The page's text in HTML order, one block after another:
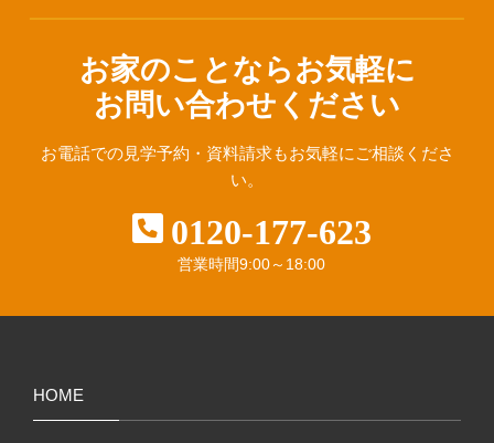
お家のことならお気軽に
お問い合わせください
お電話での見学予約・資料請求もお気軽にご相談くださ
い。
0120-177-623
営業時間9:00～18:00
HOME